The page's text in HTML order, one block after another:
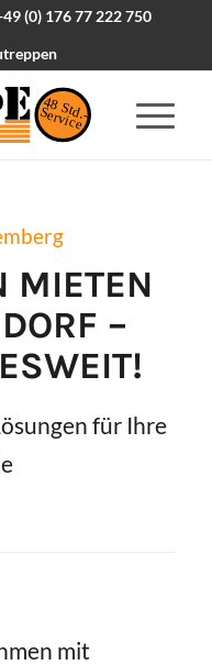
(0) 176 77 222 750
48 Std.-
Service
MIETEN
–
für Ihre
mit